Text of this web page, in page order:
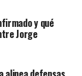
y qué
Jorge